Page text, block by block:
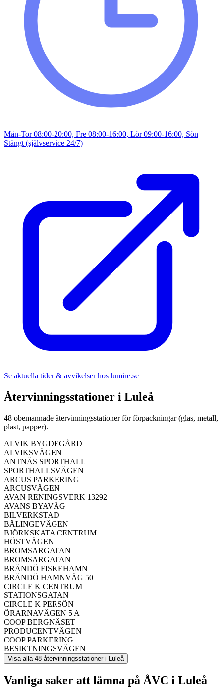
Mån-Tor 08:00-20:00, Fre 08:00-16:00, Lör 09:00-16:00, Sön
Stängt (självservice 24/7)
Se aktuella tider & avvikelser hos lumire.se
Återvinningsstationer i Luleå
48 obemannade återvinningsstationer för förpackningar (glas, metall,
plast, papper).
ALVIK BYGDEGÅRD
ALVIKSVÄGEN
ANTNÄS SPORTHALL
SPORTHALLSVÄGEN
ARCUS PARKERING
ARCUSVÄGEN
AVAN RENINGSVERK 13292
AVANS BYAVÄG
BILVERKSTAD
BÄLINGEVÄGEN
BJÖRKSKATA CENTRUM
HÖSTVÄGEN
BROMSARGATAN
BROMSARGATAN
BRÄNDÖ FISKEHAMN
BRÄNDÖ HAMNVÄG 50
CIRCLE K CENTRUM
STATIONSGATAN
CIRCLE K PERSÖN
ÖRARNAVÄGEN 5 A
COOP BERGNÄSET
PRODUCENTVÄGEN
COOP PARKERING
BESIKTNINGSVÄGEN
Visa alla 48 återvinningsstationer i Luleå
Vanliga saker att lämna på ÅVC i Luleå